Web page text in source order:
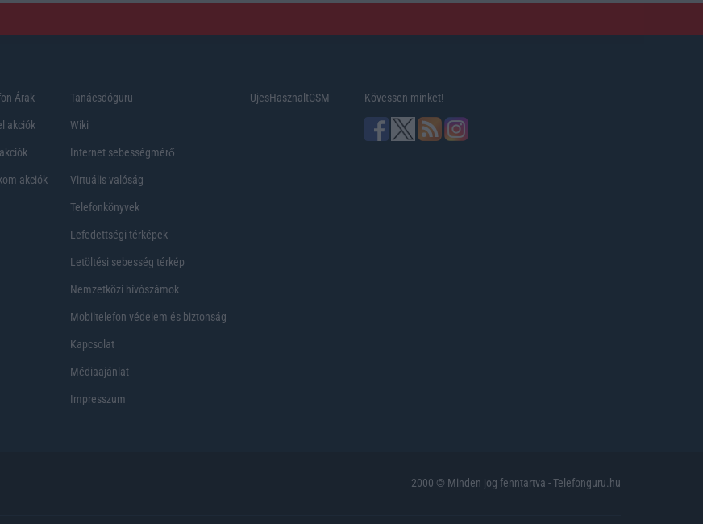
Árak
akciók
akciók
Tanácsdóguru
Wiki
Internet sebességmérő
Virtuális valóság
Telefonkönyvek
Lefedettségi térképek
Letöltési sebesség térkép
Nemzetközi hívószámok
Mobiltelefon védelem és biztonság
Kapcsolat
Médiaajánlat
Impresszum
UjesHasznaltGSM Kövessen minket!
2000 © Minden jog fenntartva - Telefonguru.hu